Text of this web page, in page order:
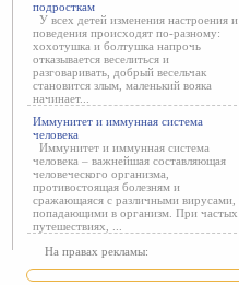
подросткам
У всех детей изменения настроения и
поведения происходят по-разному:
хохотушка и болтушка напрочь
отказывается веселиться и
разговаривать, добрый весельчак
становится злым, маленький вояка
начинает...
Иммунитет и иммунная система
человека
Иммунитет и иммунная система
человека – важнейшая составляющая
человеческого организма,
противостоящая болезням и
сражающаяся с различными вирусами,
попадающими в организм. При частых
путешествиях, ...
На правах рекламы: